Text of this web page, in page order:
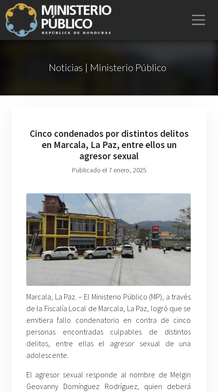
Noticias | Ministerio Público
Cinco condenados por distintos delitos
en Marcala, La Paz, entre ellos un
agresor sexual
Publicado el 7 enero, 2025
Marcala, La Paz. – El Ministerio Público (MP), a través
de la Fiscalía Local de Marcala, La Paz, logró que se
emitiera fallo condenatorio en contra de cinco
personas encontradas culpables de distintos
delitos, entre ellas el agresor sexual de una
adolescente.
El agresor sexual responde al nombre de Melgin
Geovanny Domínguez Rodríguez, quien deberá